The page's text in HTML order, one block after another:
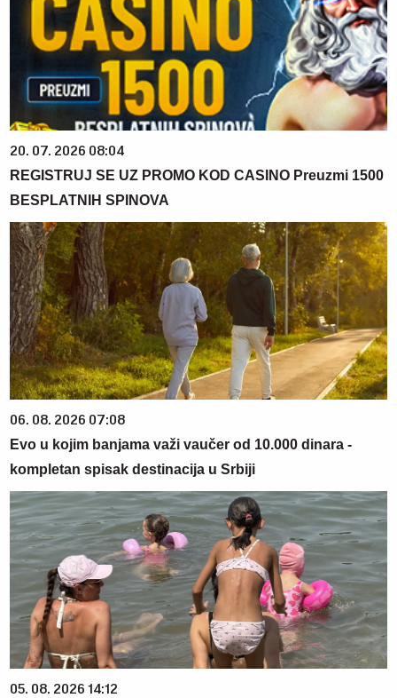
20. 07. 2026 08:04
REGISTRUJ SE UZ PROMO KOD CASINO Preuzmi 1500
BESPLATNIH SPINOVA
06. 08. 2026 07:08
Evo u kojim banjama važi vaučer od 10.000 dinara -
kompletan spisak destinacija u Srbiji
05. 08. 2026 14:12